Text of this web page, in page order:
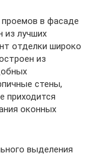
в фасаде
из лучших
отделки широко
из
стены,
приходится
оконных
выделения